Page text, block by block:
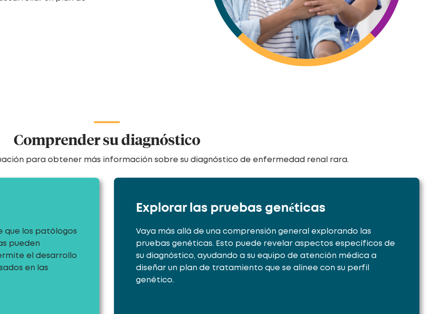
Comprender su diagnóstico
para obtener más información sobre su diagnóstico de enfermedad renal rara.
que los patólogos
pueden
el desarrollo
en las
Explorar las pruebas genéticas
Vaya más allá de una comprensión general explorando las
pruebas genéticas. Esto puede revelar aspectos específicos de
su diagnóstico, ayudando a su equipo de atención médica a
diseñar un plan de tratamiento que se alinee con su perfil
genético.